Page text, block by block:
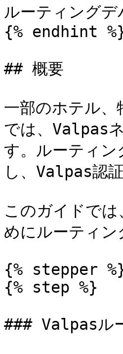
ルーティング
{% endhint
## 概要
一部のホテル、
では、Valpas
す。ルーティン
し、Valpas認
このガイドで
めにルーティ
{% stepper
{% step %}
### Valpasル